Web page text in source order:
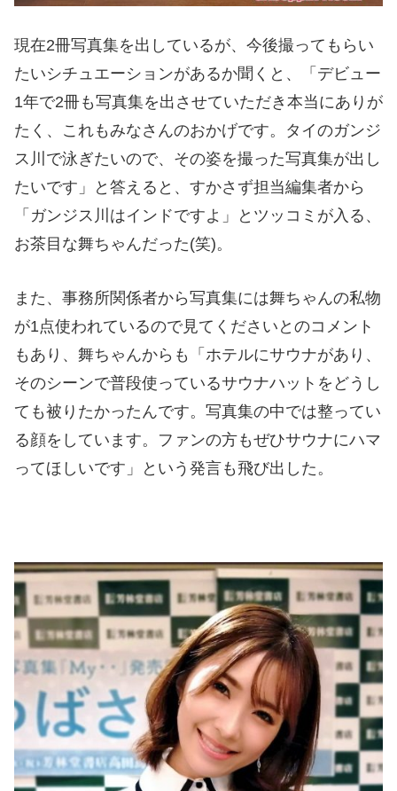
現在2冊写真集を出しているが、今後撮ってもらい
たいシチュエーションがあるか聞くと、「デビュー
1年で2冊も写真集を出させていただき本当にありが
たく、これもみなさんのおかげです。タイのガンジ
ス川で泳ぎたいので、その姿を撮った写真集が出し
たいです」と答えると、すかさず担当編集者から
「ガンジス川はインドですよ」とツッコミが入る、
お茶目な舞ちゃんだった(笑)。
また、事務所関係者から写真集には舞ちゃんの私物
が1点使われているので見てくださいとのコメント
もあり、舞ちゃんからも「ホテルにサウナがあり、
そのシーンで普段使っているサウナハットをどうし
ても被りたかったんです。写真集の中では整ってい
る顔をしています。ファンの方もぜひサウナにハマ
ってほしいです」という発言も飛び出した。